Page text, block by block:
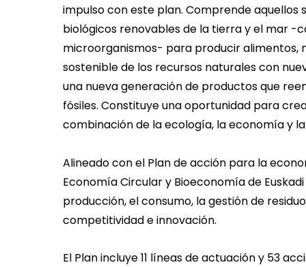
impulso con este plan. Comprende
biológicos renovables de la tierra y el mar -
microorganismos- para producir alimentos,
sostenible de los recursos naturales con
una nueva generación de productos que
fósiles. Constituye una oportunidad para
combinación de la ecología, la economía y
Alineado con el Plan de acción para la
Economía Circular y Bioeconomía de
producción, el consumo, la gestión de
competitividad e innovación.
El Plan incluye 11 líneas de actuación y 53